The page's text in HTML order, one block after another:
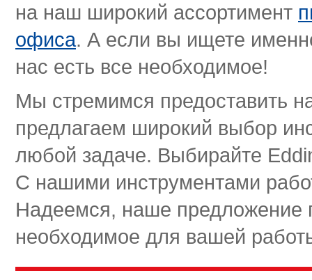
на наш широкий ассортимент
офиса. А если вы ищете
нас есть все необходимое!
Мы стремимся предоставить
предлагаем широкий выбор
любой задаче. Выбирайте
С нашими инструментами
Надеемся, наше предложение
необходимое для вашей